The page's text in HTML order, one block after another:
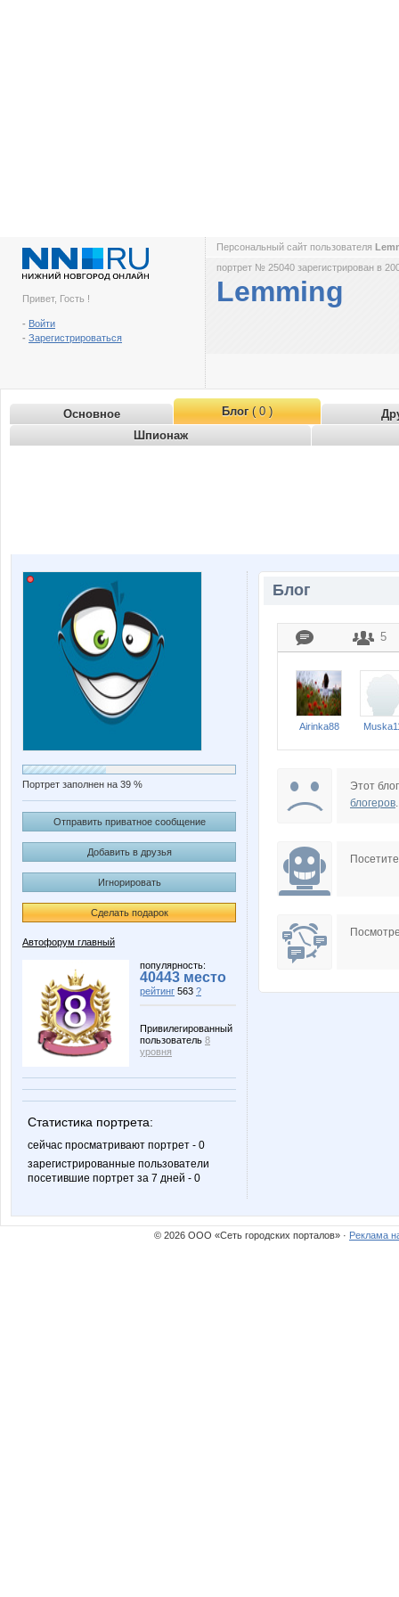
Привет, Гость !
- Войти
- Зарегистрироваться
Персональный сайт пользователя
портрет № 25040 зарегистрирован в
Lemming
Основное Блог( 0 )
Шпионаж
Портрет заполнен на 39 %
Отправить приватное сообщение
Добавить в друзья
Игнорировать
Сделать подарок
Автофорум главный
популярность:
40443 место
рейтинг 563 ?
Привилегированный
пользователь 8
уровня
Статистика портрета:
сейчас просматривают портрет - 0
зарегистрированные пользователи
посетившие портрет за 7 дней - 0
Блог
5
Airinka88
Этот
блогеров.
© 2026 ООО «Сеть городских порталов» · Реклама